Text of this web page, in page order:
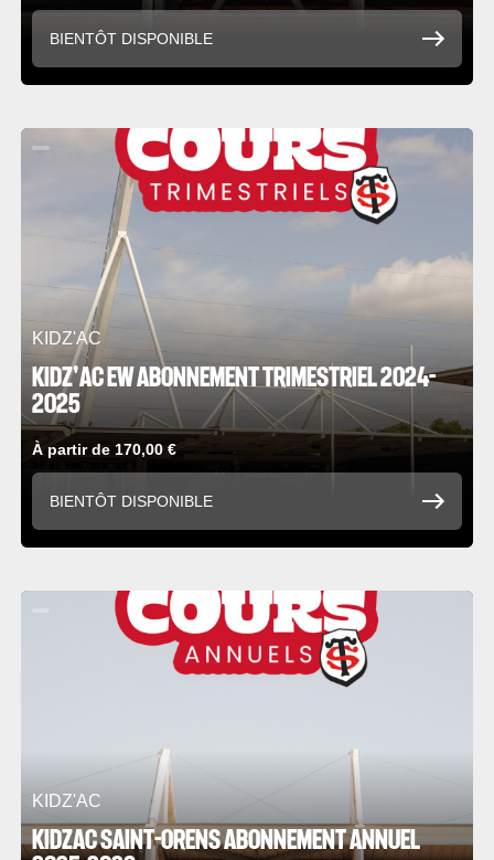
BIENTÔT DISPONIBLE
KIDZ'AC
KIDZ'AC EW ABONNEMENT TRIMESTRIEL 2024-
2025
À partir de 170,00 €
BIENTÔT DISPONIBLE
KIDZ'AC
KIDZAC SAINT-ORENS ABONNEMENT ANNUEL